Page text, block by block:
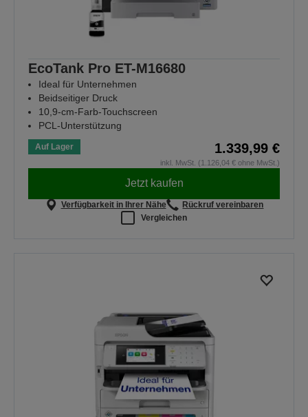
EcoTank Pro ET-M16680
Ideal für Unternehmen
Beidseitiger Druck
10,9-cm-Farb-Touchscreen
PCL-Unterstützung
Auf Lager 1.339,99 €
inkl. MwSt. (1.126,04 € ohne MwSt.)
Jetzt kaufen
Verfügbarkeit in Ihrer Nähe
Rückruf vereinbaren
Vergleichen